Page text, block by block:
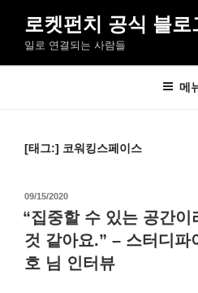
로
로켓펀치 공식 블로
일로 연결되는 사람들
메
[태그:] 코워킹스페이스
작
성
자
09/15/2020
“집중할 수 있는 공간
것 같아요.” – 스터디파
호 님 인터뷰